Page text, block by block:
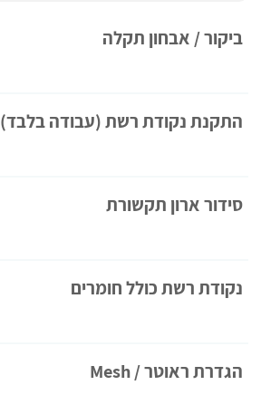
ביקור / אבחון תקלה
התקנת נקודת רשת (עבודה בלבד)
סידור ארון תקשורת
נקודת רשת כולל חומרים
הגדרת ראוטר / Mesh